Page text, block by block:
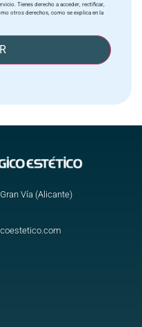
Tienes derecho a acceder, rectificar,
otros derechos, como se explica en la
Vía (Alicante)